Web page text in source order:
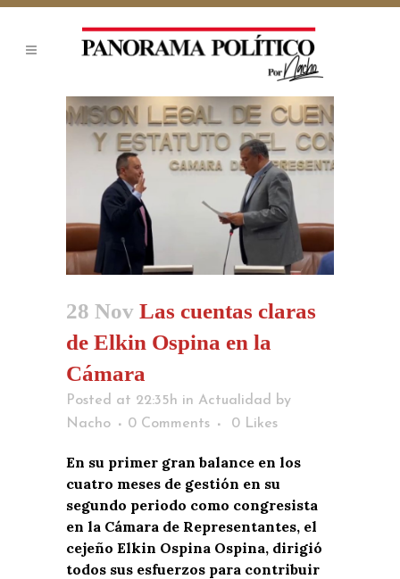
28 Nov Las cuentas claras
de Elkin Ospina en la
Cámara
Posted at 22:35h in Actualidad
by
Nacho
0 Comments 0 Likes
En su primer gran balance en los
cuatro meses de gestión en su
segundo periodo como congresista
en la Cámara de Representantes, el
cejeño Elkin Ospina Ospina, dirigió
todos sus esfuerzos para contribuir